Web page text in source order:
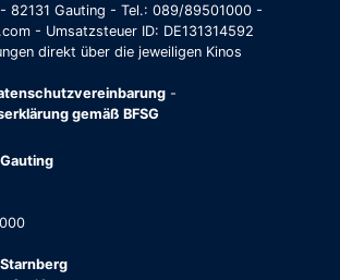
82131 Gauting - Tel.: 089/89501000 -
- Umsatzsteuer ID: DE131314592
direkt über die jeweiligen Kinos
-
gemäß BFSG